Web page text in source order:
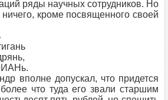
ряды научных сотрудников. Но
кроме посвященного своей
вполне допускал, что придется
что туда его звали старшим